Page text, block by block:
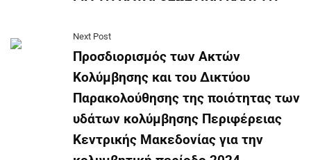
Next Post
Προσδιορισμός των Ακτών
Κολύμβησης και του Δικτύου
Παρακολούθησης της ποιότητας των
υδάτων κολύμβησης Περιφέρειας
Κεντρικής Μακεδονίας για την